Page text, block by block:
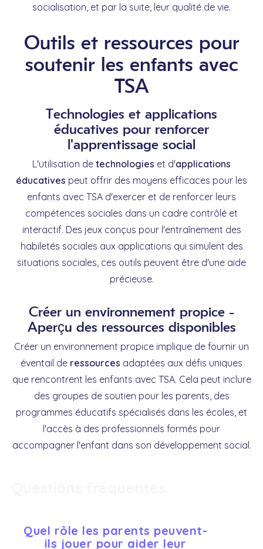
socialisation, et par la suite, leur qualité de vie.
Outils et ressources pour
soutenir les enfants avec
TSA
Technologies et applications
éducatives pour renforcer
l'apprentissage social
L'utilisation de technologies et d'applications
éducatives peut offrir des moyens efficaces pour les
enfants avec TSA d'exercer et de renforcer leurs
compétences sociales dans un cadre contrôlé et
interactif. Des jeux conçus pour l'entraînement des
habiletés sociales aux applications qui simulent des
situations sociales, ces outils peuvent être d'une aide
précieuse.
Créer un environnement propice -
Aperçu des ressources disponibles
Créer un environnement propice implique de fournir un
éventail de ressources adaptées aux défis uniques
que rencontrent les enfants avec TSA. Cela peut inclure
des groupes de soutien pour les parents, des
programmes éducatifs spécialisés dans les écoles, et
l'accès à des professionnels formés pour
accompagner l'enfant dans son développement social.
Quel rôle les parents peuvent-
ils jouer pour aider leur